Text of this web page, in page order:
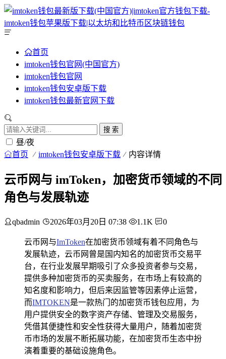
首页
imtoken钱包官网(中国官方)
imtoken钱包官网
imtoken钱包安卓版下载
imtoken钱包最新官网下载
搜 索
昼/夜
首页 imtoken钱包安卓版下载 内容详情
云币网与 imToken，加密货币领域的不同
角色与发展轨迹
qbadmin 2026年03月20日 07:38 1.1K 0
云币网与ImToken在加密货币领域有着不同角色与
发展轨迹，云币网曾是国内知名的加密货币交易平
台，在行业发展早期吸引了众多投资者参与交易，
提供多种加密货币的买卖服务，在市场上有较高的
知名度和影响力，但后来因监管等因素停止运营，
而IMTOKEN是一款热门的加密货币钱包应用，为
用户提供安全的数字资产存储、管理及交易服务，
凭借其便捷性和安全性获得大量用户，随着加密货
币市场的发展不断拓展功能，在加密货币生态中扮
演着重要的基础设施角色。